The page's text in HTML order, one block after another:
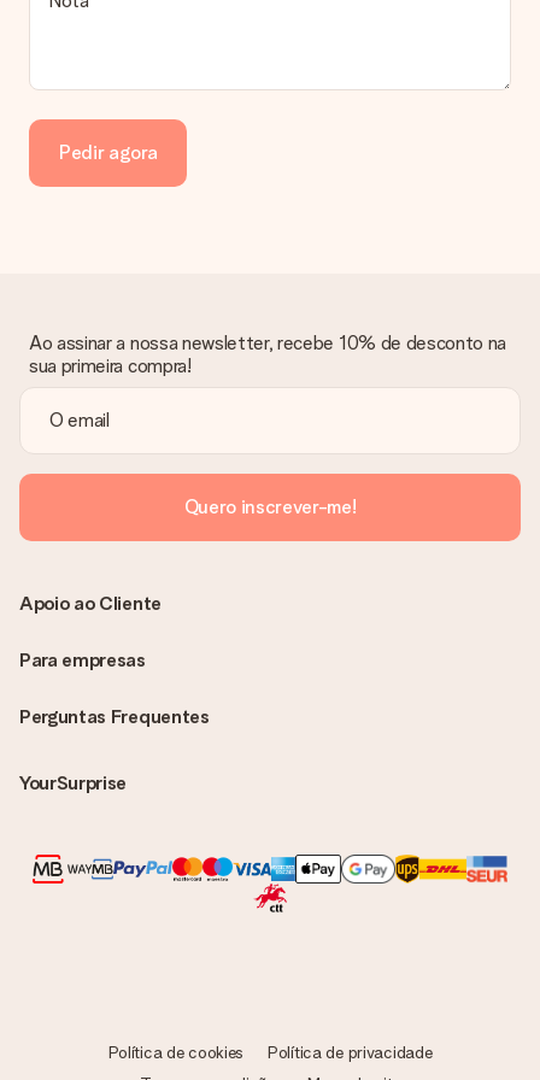
A fatura é enviada junto com o pedido?
A fatura é enviada eletronicamente para o seu email e poderá
encontrá-la também na sua conta MySurprise. Isto significa
que o seu presente pode ser enviado diretamente ao
Pedir agora
Ao assinar a nossa newsletter, recebe 10% de desconto na
sua primeira compra!
Quero inscrever-me!
Perguntas Frequentes
YourSurprise
Apoio ao Cliente
Para empresas
Política de cookies
Política de privacidade